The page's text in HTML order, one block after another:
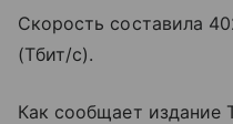
Скорость составила
(Тбит/с).
Как сообщает издание